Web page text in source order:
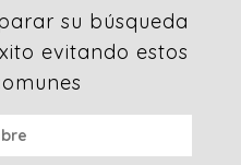
su búsqueda
evitando estos